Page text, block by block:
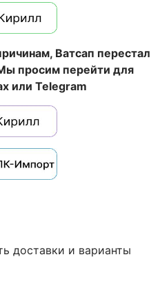
Ватсап перестал
просим перейти для
или Telegram
доставки и варианты